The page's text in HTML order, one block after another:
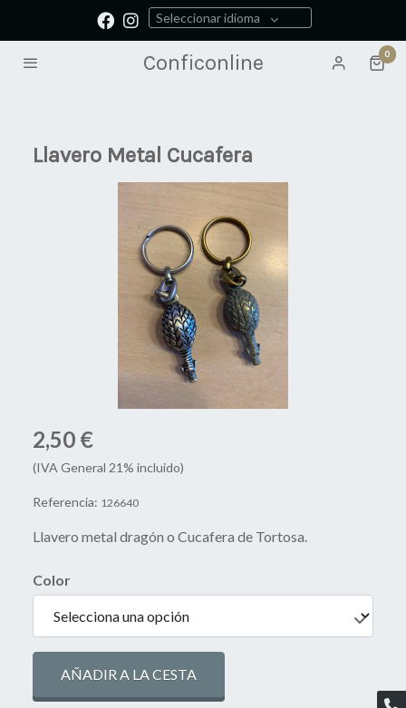
Seleccionar idioma
Conficonline 0
Llavero Metal Cucafera
2,50 €
(IVA General 21% incluido)
Referencia: 126640
Llavero metal dragón o Cucafera de Tortosa.
Color
AÑADIR A LA CESTA